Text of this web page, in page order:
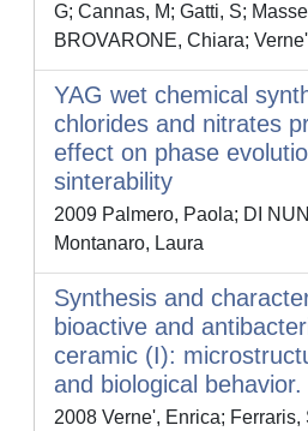
G; Cannas, M; Gatti, S;
BROVARONE, Chiara;
YAG wet chemical
chlorides and nitrates
effect on phase
sinterability
2009 Palmero, Paola; DI
Montanaro, Laura
Synthesis and
bioactive and
ceramic (I):
and biological behavior.
2008 Verne', Enrica; Ferraris,